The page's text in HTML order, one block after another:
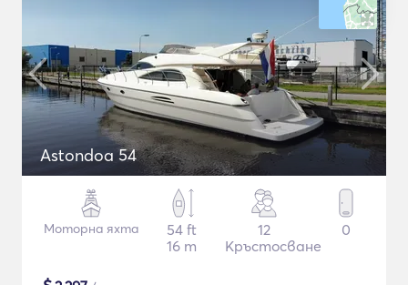
Astondoa 54
Моторна яхта
54 ft
16 m
12
Кръстосване
0